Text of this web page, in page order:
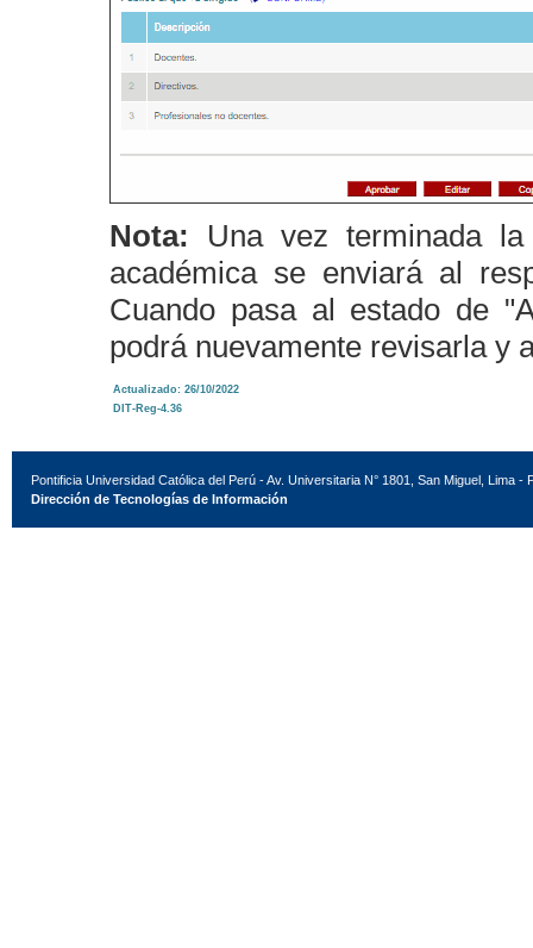
Nota: Una vez terminada
académica se enviará al
Cuando pasa al estado de
podrá nuevamente revisarla y
Actualizado: 26/10/2022
DIT-Reg-4.36
Pontificia Universidad Católica del Perú - Av. Universitaria N° 1801, San Miguel, Lima -
Dirección de Tecnologías de Información